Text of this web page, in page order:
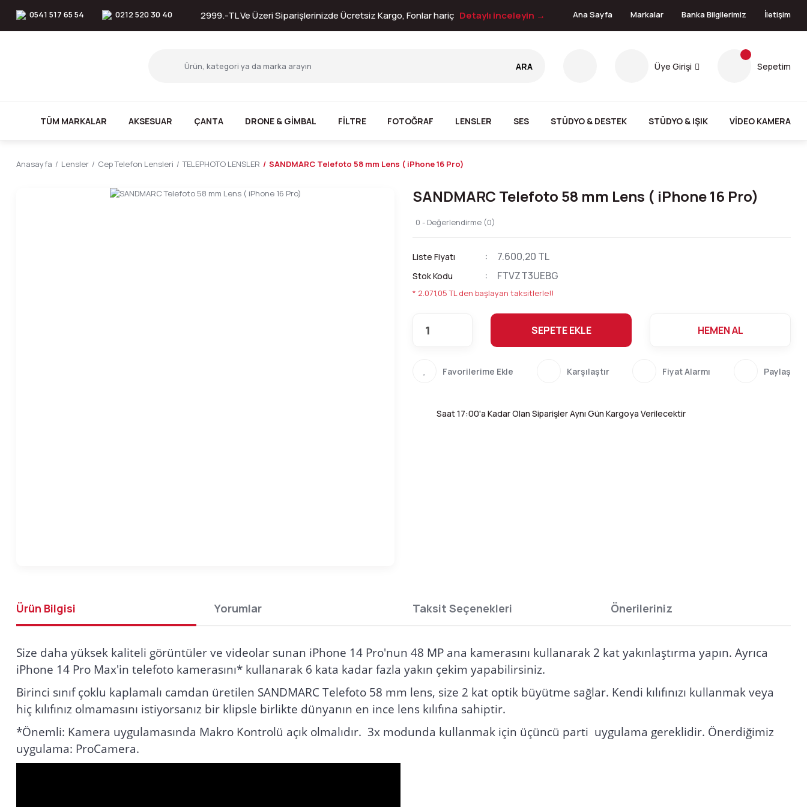
0541 517 65 54 0212 520 30 40 2999.-TL Ve Üzeri Siparişlerinizde Ücretsiz Kargo, Fonlar hariç Detaylı inceleyin → Ana Sayfa Markalar Banka Bilgilerimiz İletişim
ARA Üye Girişi Sepetim
TÜM MARKALAR AKSESUAR ÇANTA DRONE & GİMBAL FİLTRE FOTOĞRAF LENSLER SES STÜDYO & DESTEK STÜDYO & IŞIK VİDEO KAMERA
Anasayfa Lensler Cep Telefon Lensleri TELEPHOTO LENSLER SANDMARC Telefoto 58 mm Lens ( iPhone 16 Pro)
SANDMARC Telefoto 58 mm Lens ( iPhone 16 Pro)
0 - Değerlendirme (0)
Liste Fiyatı 7.600,20 TL
Stok Kodu FTVZT3UEBG
* 2.071,05 TL den başlayan taksitlerle!!
SEPETE EKLE HEMEN AL
Karşılaştır Fiyat Alarmı Paylaş
Saat 17:00'a Kadar Olan Siparişler Aynı Gün Kargoya Verilecektir
Ürün Bilgisi Yorumlar Taksit Seçenekleri Önerileriniz
Size daha yüksek kaliteli görüntüler ve videolar sunan iPhone 14 Pro'nun 48 MP ana kamerasını kullanarak 2 kat yakınlaştırma yapın. Ayrıca
iPhone 14 Pro Max'in telefoto kamerasını* kullanarak 6 kata kadar fazla yakın çekim yapabilirsiniz.
Birinci sınıf çoklu kaplamalı camdan üretilen SANDMARC Telefoto 58 mm lens, size 2 kat optik büyütme sağlar. Kendi kılıfınızı kullanmak veya
hiç kılıfınız olmamasını istiyorsanız bir klipsle birlikte dünyanın en ince lens kılıfına sahiptir.
*Önemli: Kamera uygulamasında Makro Kontrolü açık olmalıdır. 3x modunda kullanmak için üçüncü parti uygulama gereklidir. Önerdiğimiz
uygulama: ProCamera.